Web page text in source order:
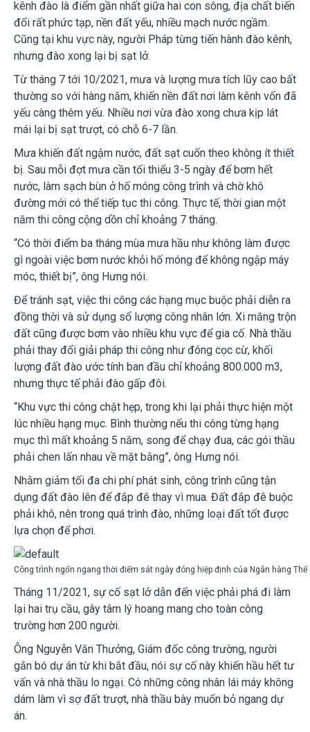
kênh đào là điểm gần nhất giữa hai con sông, địa chất biến
đổi rất phức tạp, nền đất yếu, nhiều mạch nước ngầm.
Cũng tại khu vực này, người Pháp từng tiến hành đào kênh,
nhưng đào xong lại bị sạt lở.
Từ tháng 7 tới 10/2021, mưa và lượng mưa tích lũy cao bất
thường so với hàng năm, khiến nền đất nơi làm kênh vốn đã
yếu càng thêm yếu. Nhiều nơi vừa đào xong chưa kịp lát
mái lại bị sạt trượt, có chỗ 6-7 lần.
Mưa khiến đất ngậm nước, đất sạt cuốn theo không ít thiết
bị. Sau mỗi đợt mưa cần tối thiểu 3-5 ngày để bơm hết
nước, làm sạch bùn ở hố móng công trình và chờ khô
đường mới có thể tiếp tục thi công. Thực tế, thời gian một
năm thi công cộng dồn chỉ khoảng 7 tháng.
“Có thời điểm ba tháng mùa mưa hầu như không làm được
gì ngoài việc bơm nước khỏi hố móng để không ngập máy
móc, thiết bị”, ông Hưng nói.
Để tránh sạt, việc thi công các hạng mục buộc phải diễn ra
đồng thời và sử dụng số lượng công nhân lớn. Xi măng trộn
đất cũng được bơm vào nhiều khu vực để gia cố. Nhà thầu
phải thay đổi giải pháp thi công như đóng cọc cừ, khối
lượng đất đào ước tính ban đầu chỉ khoảng 800.000 m3,
nhưng thực tế phải đào gấp đôi.
“Khu vực thi công chật hẹp, trong khi lại phải thực hiện một
lúc nhiều hạng mục. Bình thường nếu thi công từng hạng
mục thì mất khoảng 5 năm, song để chạy đua, các gói thầu
phải chen lấn nhau về mặt bằng”, ông Hưng nói.
Nhằm giảm tối đa chi phí phát sinh, công trình cũng tận
dụng đất đào lên để đắp đê thay vì mua. Đất đắp đê buộc
phải khô, nên trong quá trình đào, những loại đất tốt được
lựa chọn để phơi.
Công trình ngổn ngang thời điểm sát ngày đóng hiệp định của Ngân hàng
Tháng 11/2021, sự cố sạt lở dẫn đến việc phải phá đi làm
lại hai trụ cầu, gây tâm lý hoang mang cho toàn công
trường hơn 200 người.
Ông Nguyễn Văn Thưởng, Giám đốc công trường, người
gắn bó dự án từ khi bắt đầu, nói sự cố này khiến hầu hết tư
vấn và nhà thầu lo ngại. Có những công nhân lái máy không
dám làm vì sợ đất trượt, nhà thầu bày muốn bỏ ngang dự
án.